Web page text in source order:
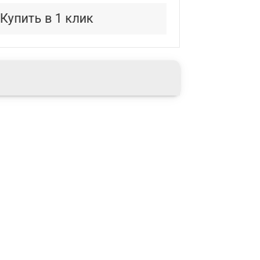
Купить в 1 клик